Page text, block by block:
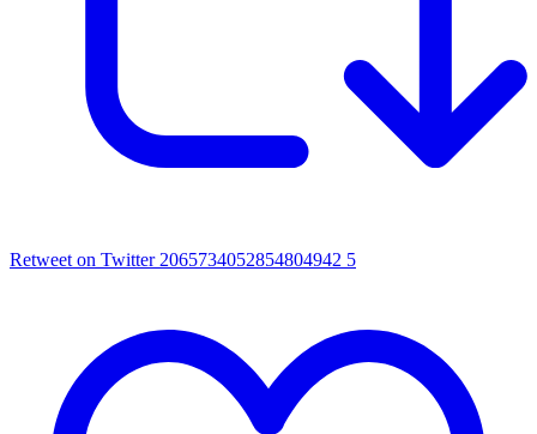
Retweet on Twitter 2065734052854804942 5